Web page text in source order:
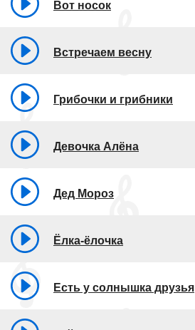
Вот носок
Встречаем весну
Грибочки и грибники
Девочка Алёна
Дед Мороз
Ёлка-ёлочка
Есть у солнышка друзья